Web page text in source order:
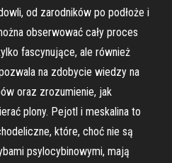
od zarodników po podłoże i
obserwować cały proces
fascynujące, ale również
na zdobycie wiedzy na
oraz zrozumienie, jak
plony. Pejotl i meskalina to
które, choć nie są
psylocybinowymi, mają